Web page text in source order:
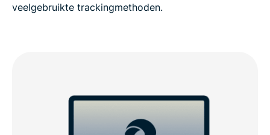
veelgebruikte trackingmethoden.